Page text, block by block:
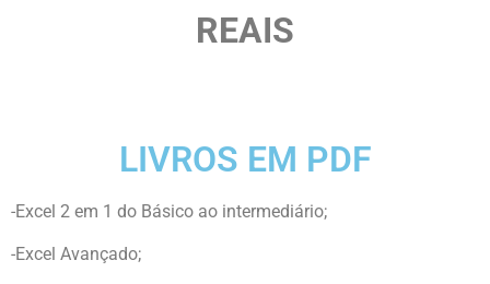
REAIS
LIVROS EM PDF
-Excel 2 em 1 do Básico ao intermediário;
-Excel Avançado;